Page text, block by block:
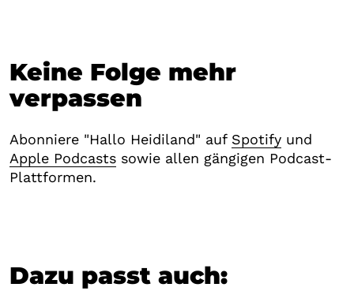
Keine Folge mehr
verpassen
Abonniere "Hallo Heidiland" auf Spotify und
Apple Podcasts sowie allen gängigen Podcast-
Plattformen.
Dazu passt auch: